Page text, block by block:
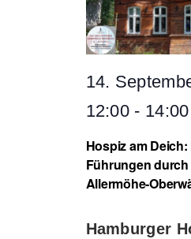
Hospiz am
Führungen
Allermöhe-
14.
12:00 - 14:00
Hamburger